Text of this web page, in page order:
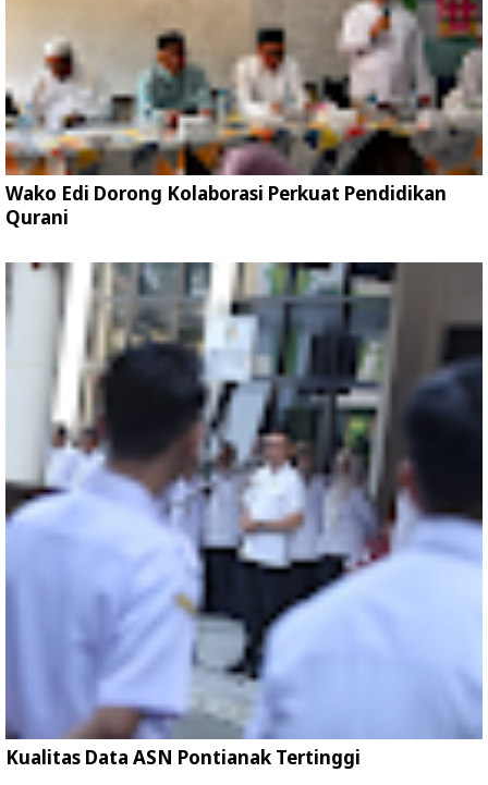
Wako Edi Dorong Kolaborasi Perkuat Pendidikan
Qurani
Kualitas Data ASN Pontianak Tertinggi